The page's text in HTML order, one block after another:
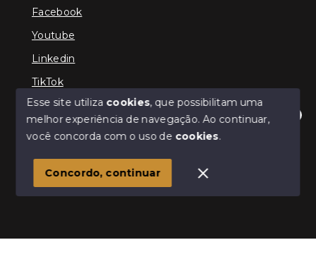
Olá! Estamos disponíveis para te ajudar.
Facebook
Youtube
Linkedin
TikTok
© Copyright 2026 - TEFE IMÓVEIS - Todos os direitos
SITE PARA IMOBILIARIA
Esse site utiliza cookies, que possibilitam uma
melhor experiência de navegação.Ao continuar,
você concorda com o uso de cookies.
Concordo, continuar